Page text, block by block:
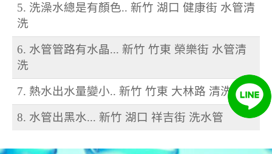
5. 洗澡水總是有顏色.. 新竹 湖口 健康街 水管清
洗
6. 水管管路有水晶... 新竹 竹東 榮樂街 水管清
洗
7. 熱水出水量變小.. 新竹 竹東 大林路 清洗水管
8. 水管出黑水... 新竹 湖口 祥吉街 洗水管